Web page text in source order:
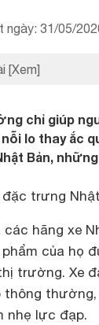
ngày: 31/05/
[Xem]
chỉ giúp
lo thay ắc
Bản,
trưng
hãng xe
của họ
trường. Xe
thông
nhẹ lực đạp.